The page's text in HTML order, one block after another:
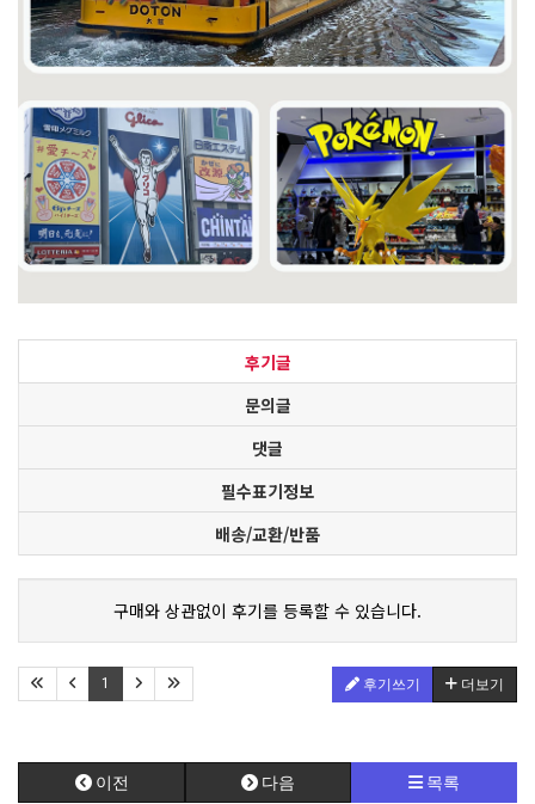
후기글
문의글
댓글
필수표기정보
배송/교환/반품
구매와 상관없이 후기를 등록할 수 있습니다.
1 후기쓰기 더보기
이전 다음 목록